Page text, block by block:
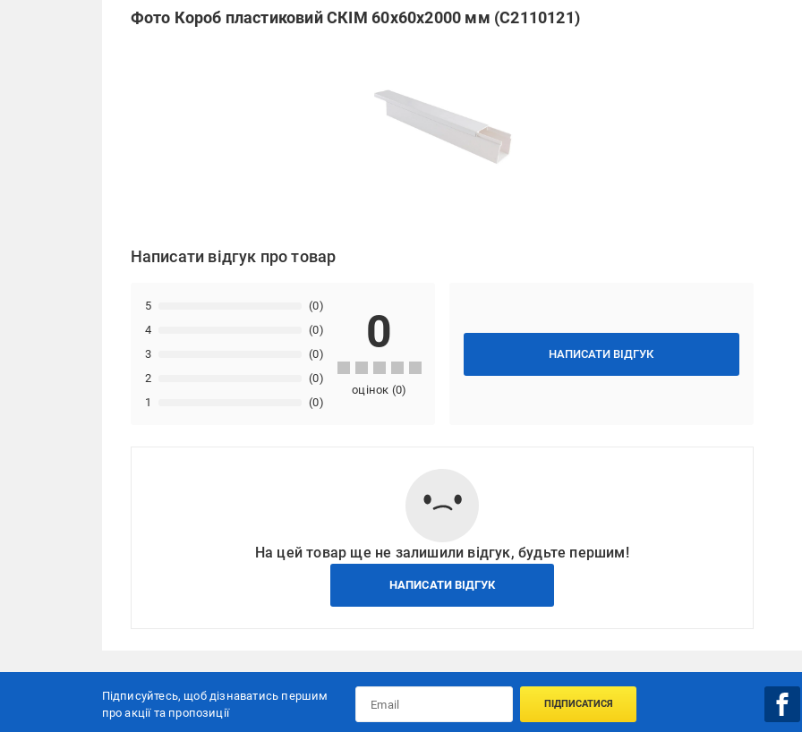
Фото Короб пластиковий СКІМ 60х60х2000 мм (С2110121)
Написати відгук про товар
НАПИСАТИ ВІДГУК
1 (0)
2 (0)
3 (0)
4 (0)
5 (0)
0
оцінок (0)
На цей товар ще не залишили відгук, будьте першим!
НАПИСАТИ ВІДГУК
Підписуйтесь, щоб дізнаватись першим
про акції та пропозиції
ПІДПИСАТИСЯ